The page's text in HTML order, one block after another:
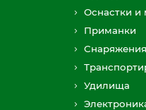
Оснастки и
Приманки
Удилища